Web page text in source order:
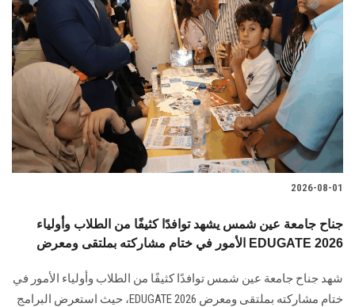
2026-08-01
جناح جامعة عين شمس يشهد توافدًا كثيفًا من الطلاب وأولياء
الأمور في ختام مشاركته بملتقى ومعرض EDUGATE 2026
شهد جناح جامعة عين شمس توافدًا كثيفًا من الطلاب وأولياء الأمور في
ختام مشاركته بملتقى ومعرض EDUGATE 2026، حيث استعرض البرامج